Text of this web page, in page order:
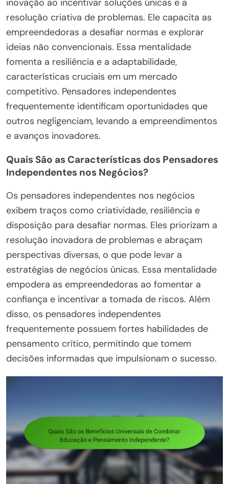
resolução criativa de problemas. Ele capacita as
empreendedoras a desafiar normas e explorar
ideias não convencionais. Essa mentalidade
fomenta a resiliência e a adaptabilidade,
características cruciais em um mercado
competitivo. Pensadores independentes
frequentemente identificam oportunidades que
outros negligenciam, levando a empreendimentos
e avanços inovadores.
Quais São as Características dos Pensadores
Independentes nos Negócios?
Os pensadores independentes nos negócios
exibem traços como criatividade, resiliência e
disposição para desafiar normas. Eles priorizam a
resolução inovadora de problemas e abraçam
perspectivas diversas, o que pode levar a
estratégias de negócios únicas. Essa mentalidade
empodera as empreendedoras ao fomentar a
confiança e incentivar a tomada de riscos. Além
disso, os pensadores independentes
frequentemente possuem fortes habilidades de
pensamento crítico, permitindo que tomem
decisões informadas que impulsionam o sucesso.